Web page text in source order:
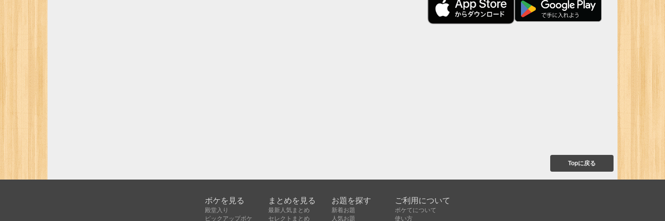
Topに戻る
ボケを見る
殿堂入り
ピックアップボケ
まとめを見る
最新人気まとめ
セレクトまとめ
お題を探す
新着お題
人気お題
ご利用について
ボケてについて
使い方